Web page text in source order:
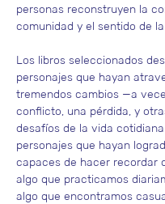
personas reconstruyen la
comunidad y el sentido de
Los libros seleccionados
personajes que hayan
tremendos cambios —a
conflicto, una pérdida, y
desafíos de la vida
personajes que hayan
capaces de hacer recordar
algo que practicamos
algo que encontramos